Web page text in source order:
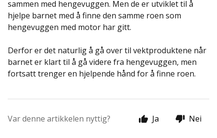
sammen med hengevuggen. Men de er utviklet til å
hjelpe barnet med å finne den samme roen som
hengevuggen med motor har gitt.
Derfor er det naturlig å gå over til vektproduktene når
barnet er klart til å gå videre fra hengevuggen, men
fortsatt trenger en hjelpende hånd for å finne roen.
Var denne artikkelen nyttig? Ja Nei